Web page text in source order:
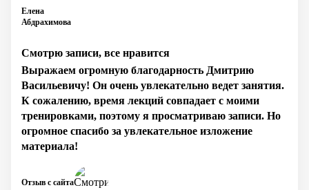
Елена
Абдрахимова
Смотрю записи, все нравится
Выражаем огромную благодарность Дмитрию
Васильевичу! Он очень увлекательно ведет занятия.
К сожалению, время лекций совпадает с моими
тренировками, поэтому я просматриваю записи. Но
огромное спасибо за увлекательное изложение
материала!
Отзыв с сайта